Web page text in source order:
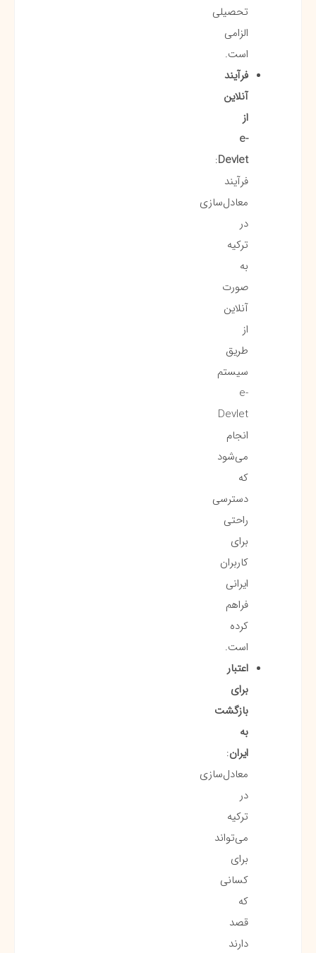
تحصیلی
الزامی
است.
فرآیند
آنلاین
از
e-
Devlet
:
فرآیند
معادل‌سازی
در
ترکیه
به
صورت
آنلاین
از
طریق
سیستم
e-
Devlet
انجام
می‌شود
که
دسترسی
راحتی
برای
کاربران
ایرانی
فراهم
کرده
است.
اعتبار
برای
بازگشت
به
ایران:
معادل‌سازی
در
ترکیه
می‌تواند
برای
کسانی
که
قصد
دارند